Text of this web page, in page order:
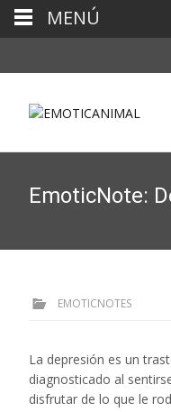
EmoticNote:
EMOTICNOTES
La depresión es un
diagnosticado al
disfrutar de lo que le
MENÚ